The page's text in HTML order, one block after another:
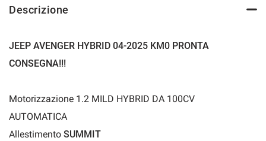
Descrizione
JEEP AVENGER HYBRID 04-2025 KM0 PRONTA
CONSEGNA!!!
Motorizzazione 1.2 MILD HYBRID DA 100CV
AUTOMATICA
Allestimento SUMMIT
tue
qualsiasi